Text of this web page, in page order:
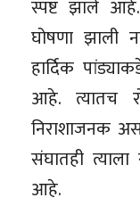
स्पष्ट झाले आहे.
घोषणा झाली
हार्दिक
आहे. त्यातच
निराशाजनक
संघातही
आहे.